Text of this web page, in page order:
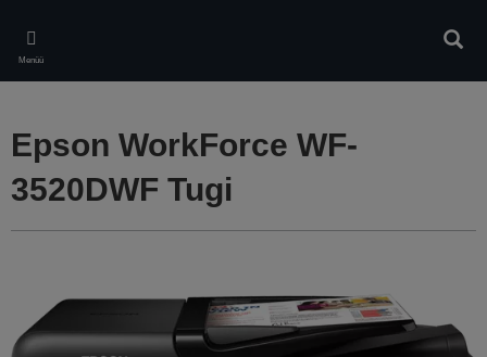
main
content
Menüü
Epson WorkForce WF-
3520DWF Tugi